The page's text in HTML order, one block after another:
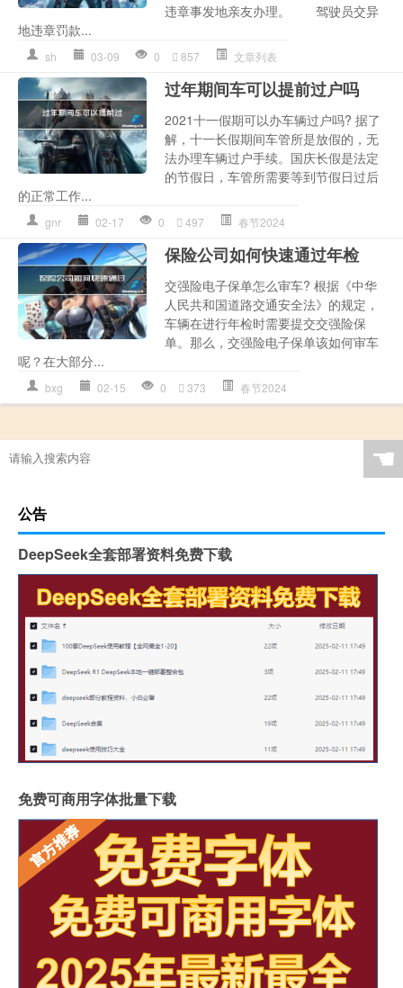
违章事发地亲友办理。 驾驶员交异
地违章罚款...
sh 03-09 0 857 文章列表
过年期间车可以提前过户吗
2021十一假期可以办车辆过户吗? 据了
解，十一长假期间车管所是放假的，无
法办理车辆过户手续。国庆长假是法定
的节假日，车管所需要等到节假日过后
的正常工作...
gnr 02-17 0 497 春节2024
保险公司如何快速通过年检
交强险电子保单怎么审车? 根据《中华
人民共和国道路交通安全法》的规定，
车辆在进行年检时需要提交交强险保
单。那么，交强险电子保单该如何审车
呢？在大部分...
bxg 02-15 0 373 春节2024
☚
公告
DeepSeek全套部署资料免费下载
免费可商用字体批量下载